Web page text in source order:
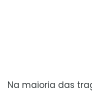
Na maioria das